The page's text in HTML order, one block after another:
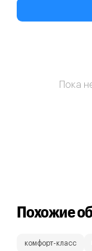
Пока
Похожие
комфорт-класс